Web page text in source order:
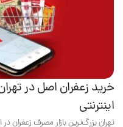
خرید زعفران اصل در
اینترنتی
تهران بزرگ‌ترین بازار مصرف زعفران